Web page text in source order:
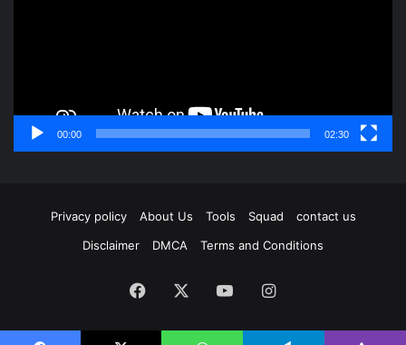
00:00 02:30
Privacy policy About Us Tools Squad
contact us
Disclaimer
DMCA Terms and Conditions
Facebook YouTubeInstagram